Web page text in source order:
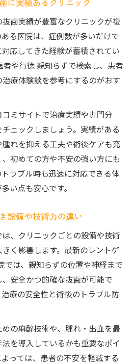
歯実績が豊富なクリニックが複
る医院は、症例数が多いだけで
応してきた経験が蓄積されてい
者や行徳 親知らずで検索し、患者
療体験談を参考にするのがおす
ミサイトで治療実績や専門分
ェックしましょう。実績がある
れを抑える工夫や術後ケアも充
初めての方や不安の強い方にも
ラブル時も迅速に対応できる体
い点も安心です。
設備や技術力の違い
、クリニックごとの設備や技術
く影響します。最新のレントゲ
では、親知らずの位置や神経まで
安全かつ的確な抜歯が可能で
療の安全性と術後のトラブル防
の麻酔技術や、腫れ・出血を最
を導入しているかも重要なポイ
っては、患者の不安を軽減する